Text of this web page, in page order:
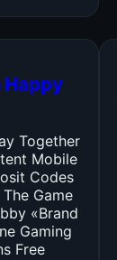
Happy
Together
Mobile
Codes
Game
«Brand
Gaming
Free